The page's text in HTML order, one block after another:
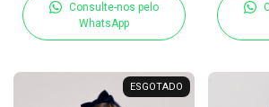
Consulte-nos pelo
WhatsApp
ESGOTADO